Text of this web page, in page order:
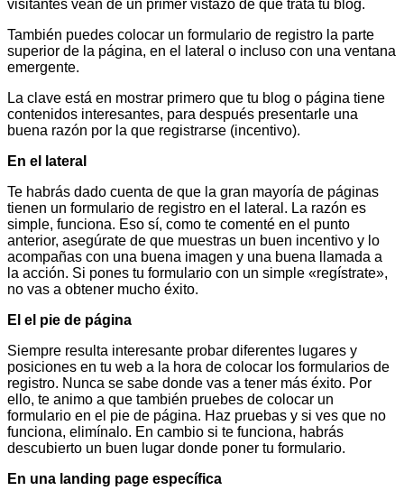
visitantes vean de un primer vistazo de qué trata tu blog.
También puedes colocar un formulario de registro la parte
superior de la página, en el lateral o incluso con una ventana
emergente.
La clave está en mostrar primero que tu blog o página tiene
contenidos interesantes, para después presentarle una
buena razón por la que registrarse (incentivo).
En el lateral
Te habrás dado cuenta de que la gran mayoría de páginas
tienen un formulario de registro en el lateral. La razón es
simple, funciona. Eso sí, como te comenté en el punto
anterior, asegúrate de que muestras un buen incentivo y lo
acompañas con una buena imagen y una buena llamada a
la acción. Si pones tu formulario con un simple «regístrate»,
no vas a obtener mucho éxito.
El el pie de página
Siempre resulta interesante probar diferentes lugares y
posiciones en tu web a la hora de colocar los formularios de
registro. Nunca se sabe donde vas a tener más éxito. Por
ello, te animo a que también pruebes de colocar un
formulario en el pie de página. Haz pruebas y si ves que no
funciona, elimínalo. En cambio si te funciona, habrás
descubierto un buen lugar donde poner tu formulario.
En una landing page específica